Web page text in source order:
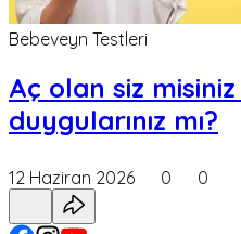
Bebeveyn Testleri
Aç olan siz
duygularınız mı?
12 Haziran 2026 0 0